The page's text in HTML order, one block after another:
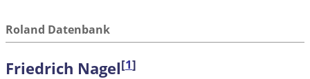
Roland Datenbank
Friedrich Nagel[1]